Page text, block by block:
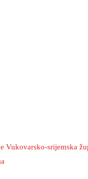
Vukovarsko-srijemska